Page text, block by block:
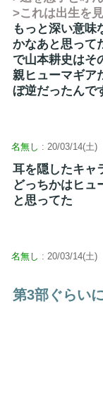
>これは出生を
もっと深い意味
かなあと思って
で山本耕史はそ
親ヒューマギア
ぼ逆だったんで
名無し : 20/03/14(土)
耳を隠したキャ
どっちかはヒュ
と思ってた
名無し : 20/03/14(土)
第3部ぐらい